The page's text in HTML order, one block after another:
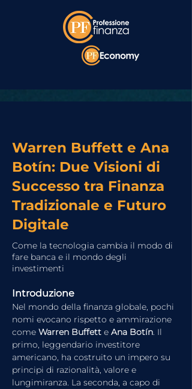
Warren Buffett e Ana
Botín: Due Visioni di
Successo tra Finanza
Tradizionale e Futuro
Digitale
Come la tecnologia cambia il modo di
fare banca e il mondo degli
investimenti
Introduzione
Nel mondo della finanza globale, pochi
nomi evocano rispetto e ammirazione
come Warren Buffett e Ana Botín. Il
primo, leggendario investitore
americano, ha costruito un impero su
principi di razionalità, valore e
lungimiranza. La seconda, a capo di